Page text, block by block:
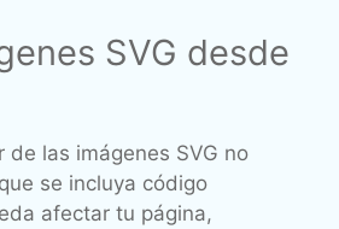
SVG desde
de las imágenes SVG no
se incluya código
afectar tu página,